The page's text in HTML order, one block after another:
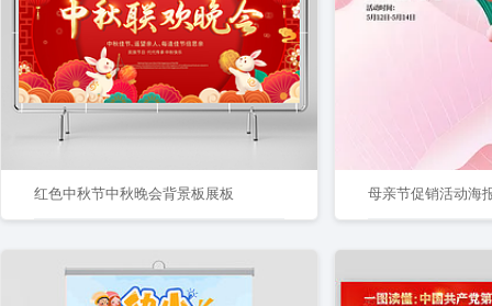
红色中秋节中秋晚会背景板展板 母亲节促销活动海